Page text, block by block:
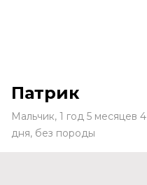
Патрик
Мальчик, 1 год 5 месяцев 4
дня, без породы